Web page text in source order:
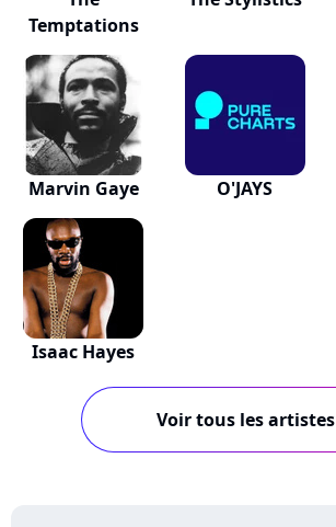
Temptations
Marvin Gaye O'JAYS
Isaac Hayes
Voir tous les artistes